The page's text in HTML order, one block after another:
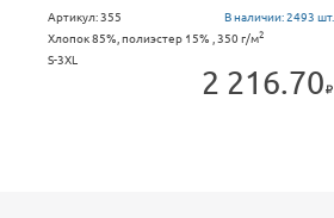
Артикул:355 В наличии:2493 шт.
Хлопок 85%, полиэстер 15% , 350 г/м2
S-3XL
2 216.70